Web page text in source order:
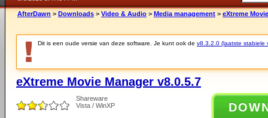
AfterDawn > Downloads > Video & Audio > Media management > eXtreme
Dit is een oude versie van deze software. Je kunt ook de v8.3.2.0 (laatste stabiele
eXtreme Movie Manager v8.0.5.7
Shareware
Vista / WinXP